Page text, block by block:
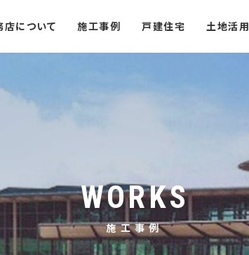
店について 施工事例 戸建住宅 土地活用
WORKS
施工事例